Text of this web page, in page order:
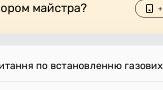
майстра?
по встановленню